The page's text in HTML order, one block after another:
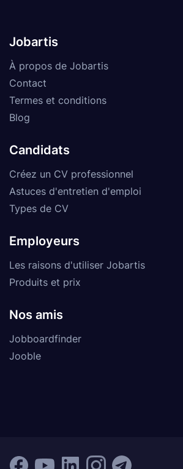
Jobartis
À propos de Jobartis
Contact
Termes et conditions
Blog
Candidats
Créez un CV professionnel
Astuces d'entretien d'emploi
Types de CV
Employeurs
Les raisons d'utiliser Jobartis
Produits et prix
Nos amis
Jobboardfinder
Jooble